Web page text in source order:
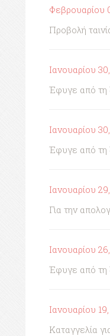
Φεβρουαρίου
Προβολή
Ιανουαρίου
Έφυγε από τη
Ιανουαρίου
Έφυγε από τη
Ιανουαρίου
Για την
Ιανουαρίου
Έφυγε από τη
Ιανουαρίου
Καταγγελία